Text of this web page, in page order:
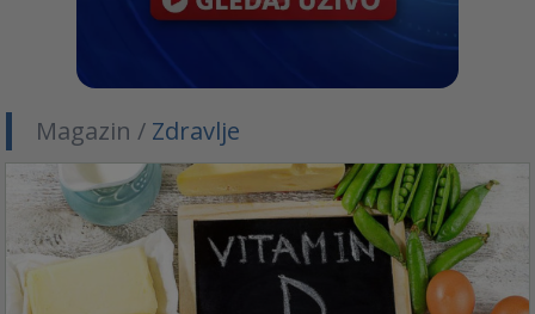
Magazin / Zdravlje